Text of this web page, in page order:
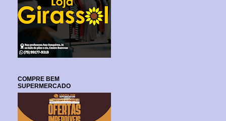
COMPRE BEM
SUPERMERCADO